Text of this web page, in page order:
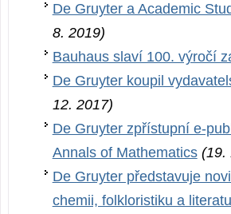
De Gruyter a Academic
8. 2019)
Bauhaus slaví 100. výročí
De Gruyter koupil
12. 2017)
De Gruyter zpřístupní e-
Annals of Mathematics (19.
De Gruyter představuje
chemii, folkloristiku a